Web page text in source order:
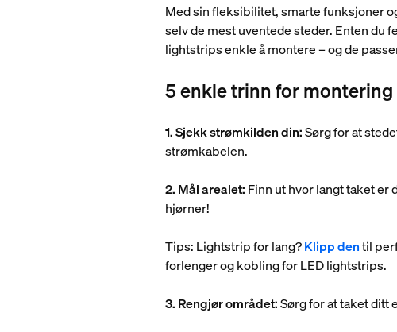
Med sin fleksibilitet, smarte funksjoner
selv de mest uventede steder. Enten du
lightstrips enkle å montere – og de
5 enkle trinn for
1. Sjekk strømkilden din:Sørg for at
strømkabelen.
2. Mål arealet: Finn ut hvor langt taket er
hjørner!
Tips: Lightstrip for lang?Klipp dentil
forlenger og kobling for LED lightstrips.
3. Rengjør området:Sørg for at taket ditt